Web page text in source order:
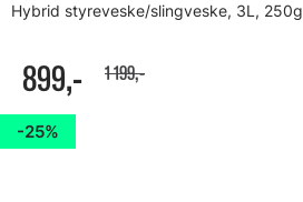
Hybrid styreveske/slingveske, 3L, 250g
899,- 1 199,-
25%